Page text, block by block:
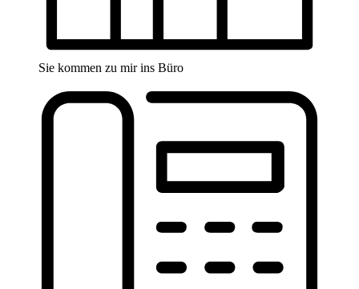
Sie kommen zu mir ins Büro